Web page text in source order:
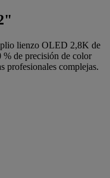
lienzo OLED 2,8K de
% de precisión de color
profesionales complejas.